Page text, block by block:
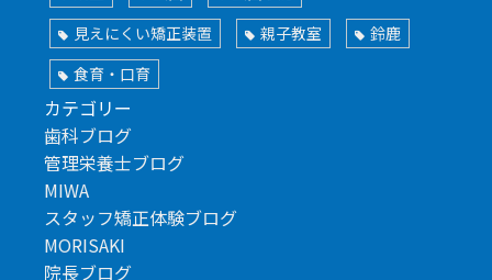
見えにくい矯正装置
親子教室
鈴鹿
食育・口育
カテゴリー
歯科ブログ
管理栄養士ブログ
MIWA
スタッフ矯正体験ブログ
MORISAKI
院長ブログ